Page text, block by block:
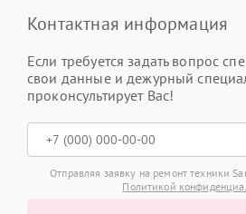
Контактная информация
Если требуется задать вопрос
свои данные и дежурный
проконсультирует Вас!
Отправляя заявку на ремонт техники
Политикой